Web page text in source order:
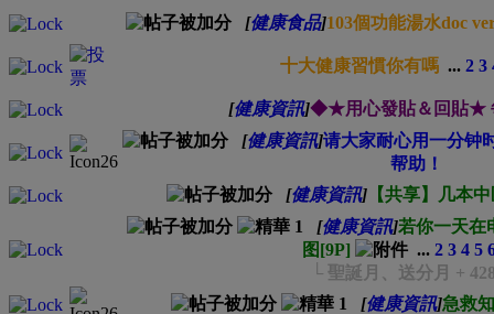
[健康食品]103個功能湯水doc
十大健康習慣你有嗎 ... 2 3
[健康資訊]◆★用心發貼＆回貼★
[健康資訊]请大家耐心用一分钟
帮助！
[健康資訊]【共享】几本
[健康資訊]若你一天在
图[9P]
... 2 3 4 5
└ 聖誕月、送分月 +
[健康資訊]急救